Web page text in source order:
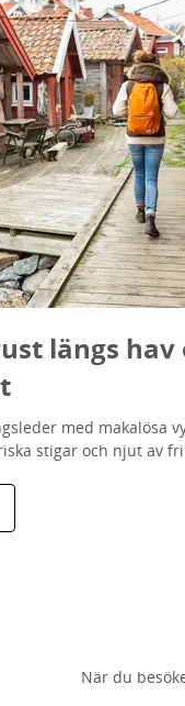
längs hav
med makalösa
stigar och njut av
När du